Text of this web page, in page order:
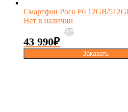
Смартфон Poco F6 12GB/
Нет в наличии
43 990₽
Заказать